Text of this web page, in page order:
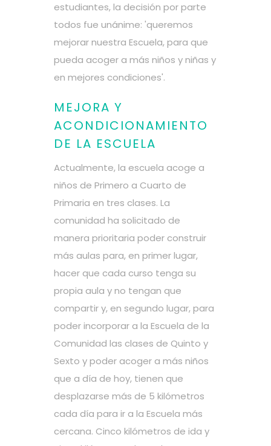
estudiantes, la decisión por parte
todos fue unánime: 'queremos
mejorar nuestra Escuela, para que
pueda acoger a más niños y niñas y
en mejores condiciones'.
MEJORA Y
ACONDICIONAMIENTO
DE LA ESCUELA
Actualmente, la escuela acoge a
niños de Primero a Cuarto de
Primaria en tres clases. La
comunidad ha solicitado de
manera prioritaria poder construir
más aulas para, en primer lugar,
hacer que cada curso tenga su
propia aula y no tengan que
compartir y, en segundo lugar, para
poder incorporar a la Escuela de la
Comunidad las clases de Quinto y
Sexto y poder acoger a más niños
que a día de hoy, tienen que
desplazarse más de 5 kilómetros
cada día para ir a la Escuela más
cercana. Cinco kilómetros de ida y